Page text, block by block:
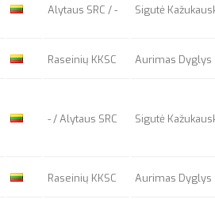
Alytaus SRC / - Sigutė
Raseinių KKSC Aurimas Dyglys
- / Alytaus SRC Sigutė
Raseinių KKSC Aurimas Dyglys